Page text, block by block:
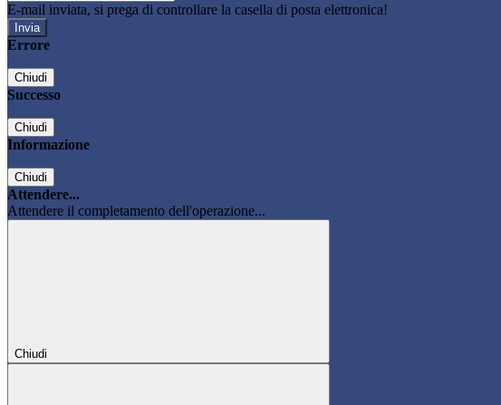
E-mail inviata, si prega di controllare la casella di posta elettronica!
Errore
Chiudi
Successo
Chiudi
Informazione
Chiudi
Attendere...
Attendere il completamento dell'operazione...
Chiudi